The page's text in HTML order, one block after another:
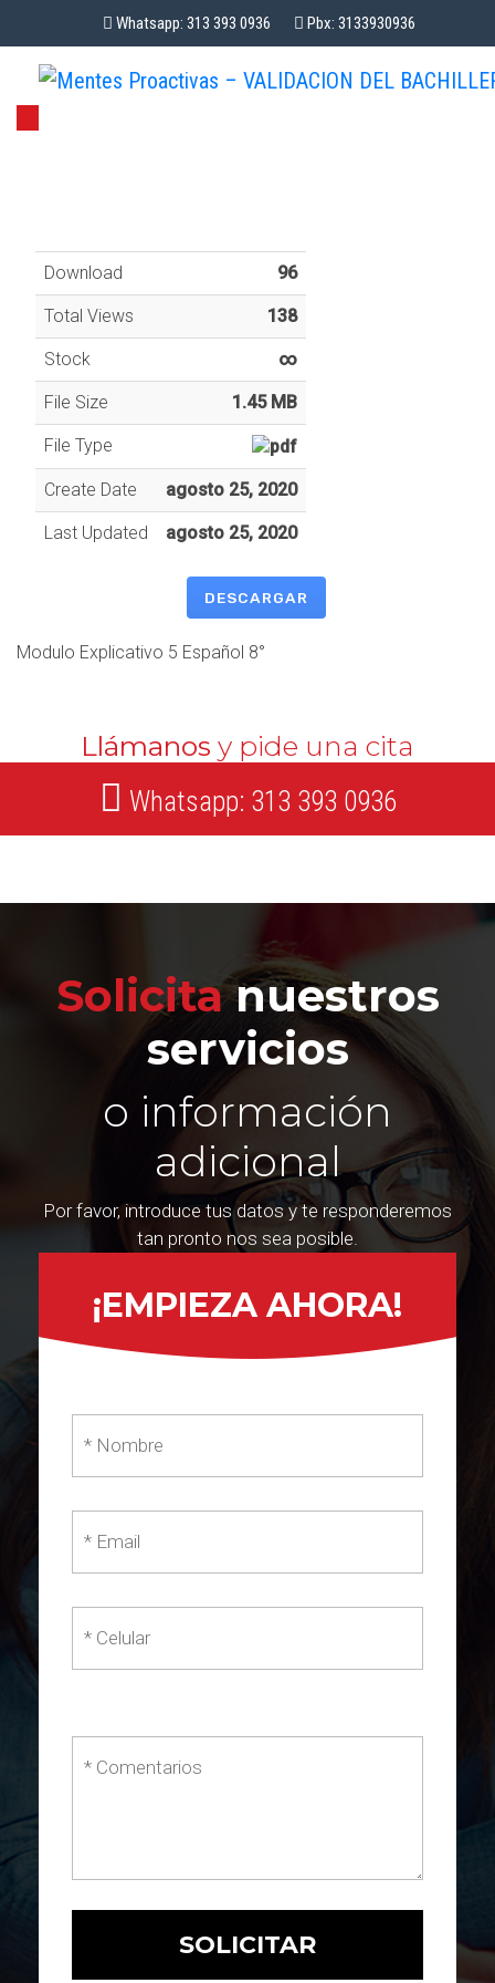
Whatsapp: 313 393 0936 Pbx: 3133930936
Download 96
Total Views 138
Stock ∞
File Size 1.45 MB
File Type
Create Date agosto 25, 2020
Last Updated agosto 25, 2020
DESCARGAR
Modulo Explicativo 5 Español 8°
Llámanos y pide una cita
Whatsapp: 313 393 0936
Solicitanuestros
servicios
o información
adicional
Por favor, introduce tus datos y te responderemos
tan pronto nos sea posible.
¡EMPIEZA AHORA!